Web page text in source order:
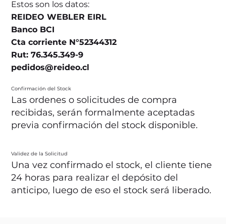
Estos son los datos:
REIDEO WEBLER EIRL
Banco BCI
Cta corriente N°52344312
Rut: 76.345.349-9
pedidos@reideo.cl
Confirmación del Stock
Las ordenes o solicitudes de compra
recibidas, serán formalmente aceptadas
previa confirmación del stock disponible.
Validez de la Solicitud
Una vez confirmado el stock, el cliente tiene
24 horas para realizar el depósito del
anticipo, luego de eso el stock será liberado.